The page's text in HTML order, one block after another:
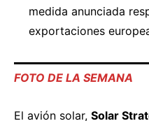
medida anunciada
exportaciones
FOTO DE LA SEMANA
El avión solar, Solar